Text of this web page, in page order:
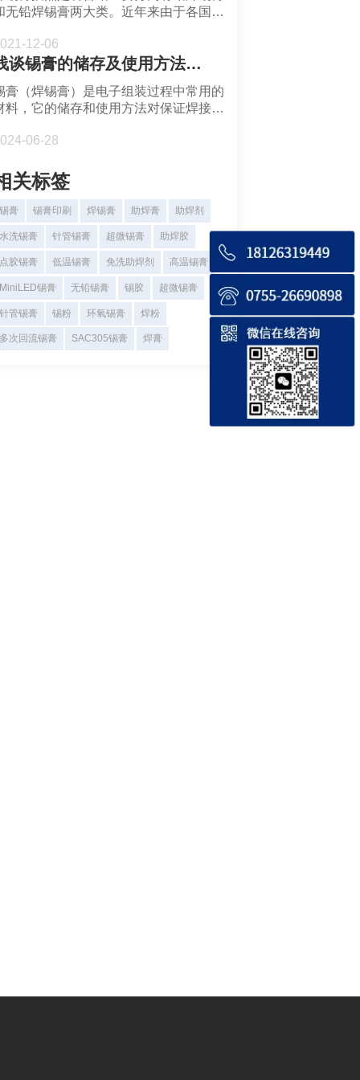
无铅焊锡膏两大类。近年来由于各国越
用已成为大势所趋。无铅焊锡膏...
12-06
浅谈锡膏的储存及使用方法-深圳福英达
膏（焊锡膏）是电子组装过程中常用的
料，它的储存和使用方法对保证焊接质
06-28
关标签
膏 锡膏印刷 焊锡膏 助焊膏 助焊剂
洗锡膏 针管锡膏 超微锡膏 助焊胶
胶锡膏 低温锡膏 免洗助焊剂 高温锡膏
锡膏 无铅锡膏 锡胶 超微锡膏
管锡膏 锡粉 环氧锡膏 焊粉
次回流锡膏 SAC305锡膏 焊膏